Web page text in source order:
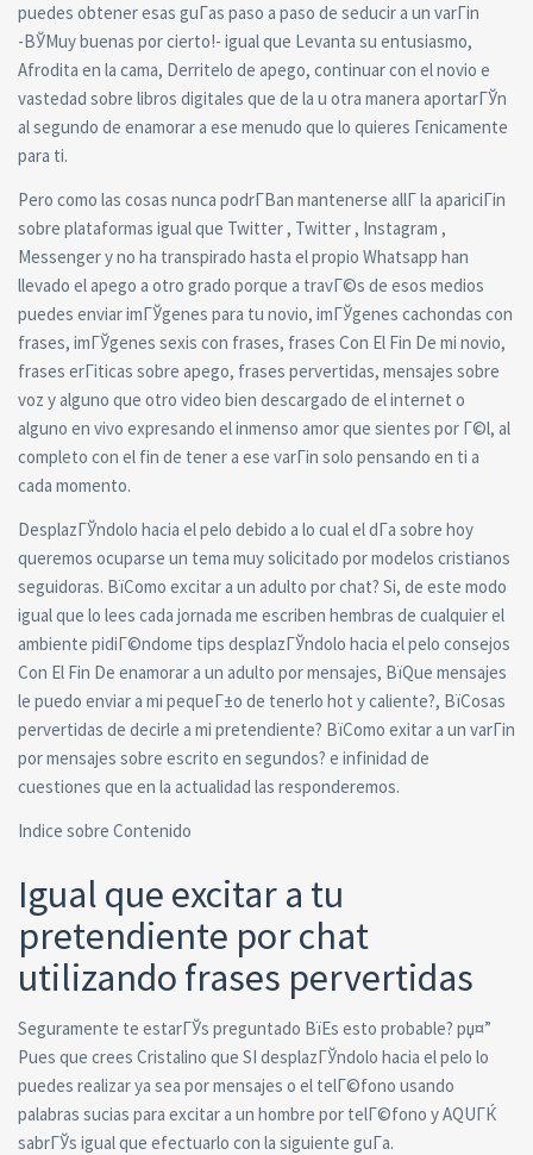
puedes obtener esas guГ­as paso a paso de seducir a un varГіn
-ВЎMuy buenas por cierto!- igual que Levanta su entusiasmo,
Afrodita en la cama, Derritelo de apego, continuar con el novio e
vastedad sobre libros digitales que de la u otra manera aportarГЎn
al segundo de enamorar a ese menudo que lo quieres Гєnicamente
para ti.
Pero como las cosas nunca podrГ­В­an mantenerse allГ­ la apariciГіn
sobre plataformas igual que Twitter , Twitter , Instagram ,
Messenger y no ha transpirado hasta el propio Whatsapp han
llevado el apego a otro grado porque a travГ©s de esos medios
puedes enviar imГЎgenes para tu novio, imГЎgenes cachondas con
frases, imГЎgenes sexis con frases, frases Con El Fin De mi novio,
frases erГіticas sobre apego, frases pervertidas, mensajes sobre
voz y alguno que otro video bien descargado de el internet o
alguno en vivo expresando el inmenso amor que sientes por Г©l, al
completo con el fin de tener a ese varГіn solo pensando en ti a
cada momento.
DesplazГЎndolo hacia el pelo debido a lo cual el dГ­a sobre hoy
queremos ocuparse un tema muy solicitado por modelos cristianos
seguidoras. ВїComo excitar a un adulto por chat? Si, de este modo
igual que lo lees cada jornada me escriben hembras de cualquier el
ambiente pidiГ©ndome tips desplazГЎndolo hacia el pelo consejos
Con El Fin De enamorar a un adulto por mensajes, ВїQue mensajes
le puedo enviar a mi pequeГ±o de tenerlo hot y caliente?, ВїCosas
pervertidas de decirle a mi pretendiente? ВїComo exitar a un varГіn
por mensajes sobre escrito en segundos? e infinidad de
cuestiones que en la actualidad las responderemos.
Indice sobre Contenido
Igual que excitar a tu
pretendiente por chat
utilizando frases pervertidas
Seguramente te estarГЎs preguntado ВїEs esto probable? рџ¤”
Pues que crees Cristalino que SI desplazГЎndolo hacia el pelo lo
puedes realizar ya sea por mensajes o el telГ©fono usando
palabras sucias para excitar a un hombre por telГ©fono y AQUГЌ
sabrГЎs igual que efectuarlo con la siguiente guГ­a.